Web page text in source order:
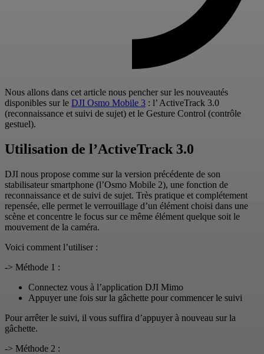
Nous allons dans cet article nous pencher sur les nouveautés
disponibles sur le DJI Osmo Mobile 3 : l’ ActiveTrack 3.0
(reconnaissance et suivi de sujet) et le Gesture Control (contrôle
gestuel).
Utilisation de l’ActiveTrack 3.0
DJI nous propose comme sur la version précédente de son
stabilisateur smartphone (l’Osmo Mobile 2), une fonction de
reconnaissance et de suivi de sujet. Très pratique et complétement
repensée, elle permet le verrouillage d’un élément choisi dans une
scène et concentre le focus sur ce même élément quelque soit le
mouvement de la caméra.
Voici comment l’utiliser :
-> Méthode 1 :
Connectez vous à l’application DJI Mimo
Appuyer une fois sur la gâchette pour commencer le suivi
Pour arrêter le suivi, il vous suffira d’appuyer à nouveau sur la
gâchette.
-> Méthode 2 :